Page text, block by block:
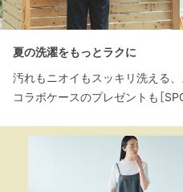
夏の洗濯をもっとラクに
汚れもニオイもスッキリ洗える
コラボケースのプレゼントも［